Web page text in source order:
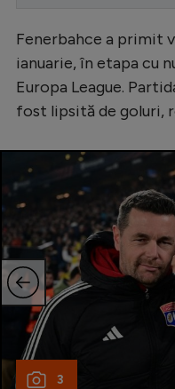
Starurile
EURO
Stranieri
Tenis
Handbal
Fenerbahce a primit
ianuarie, în etapa cu
Europa League.
fost lipsită de goluri,
3